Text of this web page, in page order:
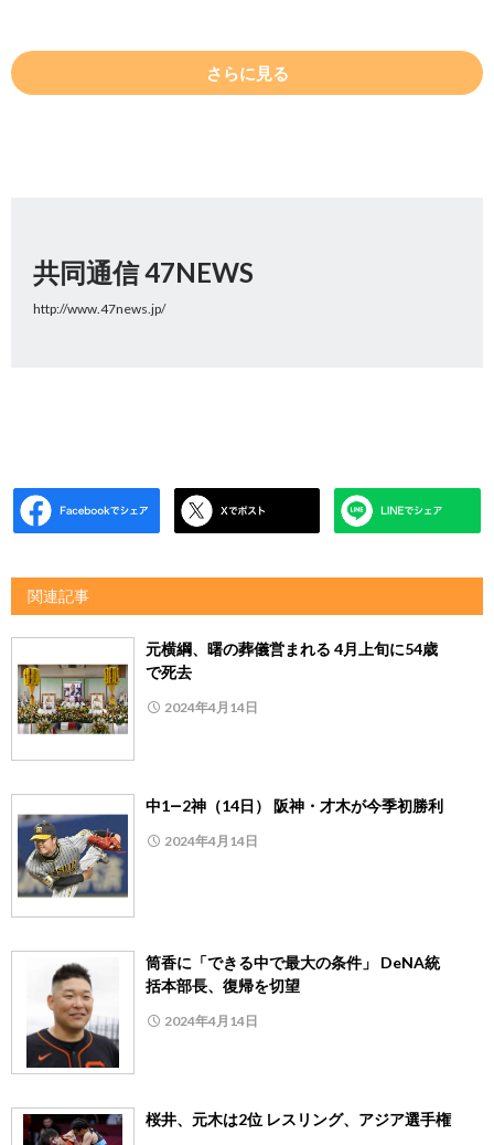
さらに見る
共同通信 47NEWS
http://www.47news.jp/
関連記事
元横綱、曙の葬儀営まれる 4月上旬に54歳
で死去
2024年4月14日
中1―2神（14日） 阪神・才木が今季初勝利
2024年4月14日
筒香に「できる中で最大の条件」 DeNA統
括本部長、復帰を切望
2024年4月14日
桜井、元木は2位 レスリング、アジア選手権